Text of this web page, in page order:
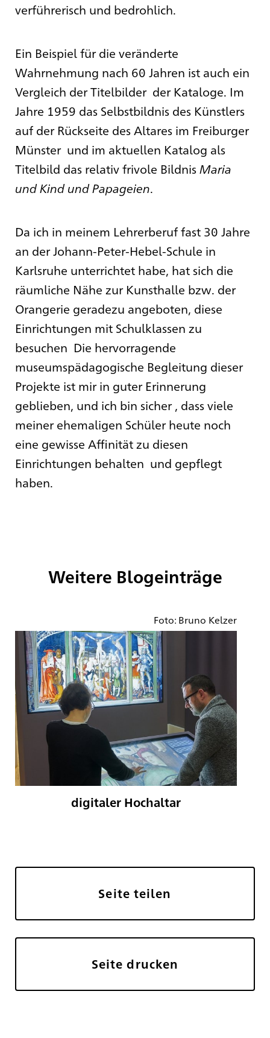
verführerisch und bedrohlich.
Ein Beispiel für die veränderte
Wahrnehmung nach 60 Jahren ist auch ein
Vergleich der Titelbilder der Kataloge. Im
Jahre 1959 das Selbstbildnis des Künstlers
auf der Rückseite des Altares im Freiburger
Münster und im aktuellen Katalog als
Titelbild das relativ frivole BildnisMaria
und Kind und Papageien.
Da ich in meinem Lehrerberuf fast 30 Jahre
an der Johann-Peter-Hebel-Schule in
Karlsruhe unterrichtet habe, hat sich die
räumliche Nähe zur Kunsthalle bzw. der
Orangerie geradezu angeboten, diese
Einrichtungen mit Schulklassen zu
besuchen Die hervorragende
museumspädagogische Begleitung dieser
Projekte ist mir in guter Erinnerung
geblieben, und ich bin sicher , dass viele
meiner ehemaligen Schüler heute noch
eine gewisse Affinität zu diesen
Einrichtungen behalten und gepflegt
haben.
Weitere Blogeinträge
Foto: Bruno Kelzer
digitaler Hochaltar
Seite teilen
Seite drucken